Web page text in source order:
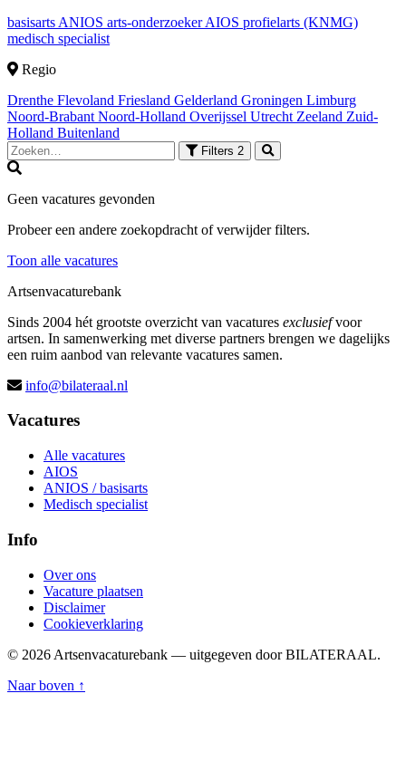
basisarts ANIOS arts-onderzoekerAIOS profielarts (KNMG)
medisch specialist
Regio
Drenthe Flevoland Friesland Gelderland Groningen Limburg
Noord-Brabant Noord-Holland Overijssel Utrecht Zeeland Zuid-
Holland Buitenland
Filters 2
Geen vacatures gevonden
Probeer een andere zoekopdracht of verwijder filters.
Toon alle vacatures
Artsenvacaturebank
Sinds 2004 hét grootste overzicht van vacatures exclusiefvoor
artsen. In samenwerking met diverse partners brengen we dagelijks
een ruim aanbod van relevante vacatures samen.
info@bilateraal.nl
Vacatures
Alle vacatures
AIOS
ANIOS / basisarts
Medisch specialist
Info
Over ons
Vacature plaatsen
Disclaimer
Cookieverklaring
© 2026 Artsenvacaturebank — uitgegeven door BILATERAAL.
Naar boven ↑